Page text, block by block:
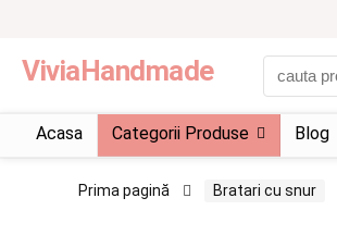
ViviaHandmade
Acasa Categorii Produse Blog
Prima pagină Bratari cu snur